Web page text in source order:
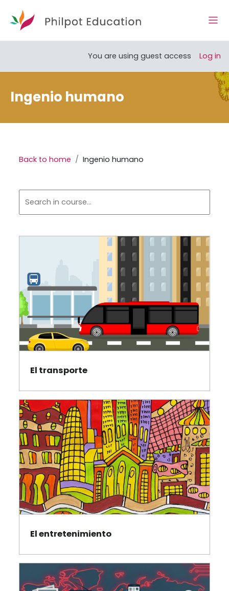
You are using guest access Log in
Ingenio humano
Back to home Ingenio humano
Section outline
El transporte
El entretenimiento